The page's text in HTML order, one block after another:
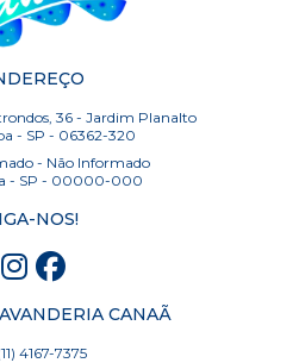
36 - Jardim Planalto
- SP - 06362-320
- Não Informado
- SP - 00000-000
NOS!
CANAÃ
4167-7375